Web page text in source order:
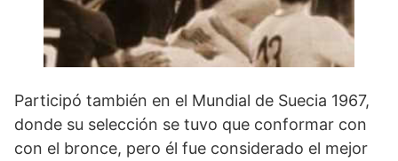
Participó también en el Mundial de Suecia 1967,
donde su selección se tuvo que conformar con
con el bronce, pero él fue considerado el mejor